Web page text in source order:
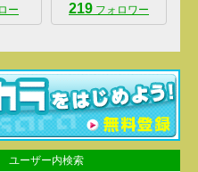
ー 219 フォロワー
ユーザー内検索